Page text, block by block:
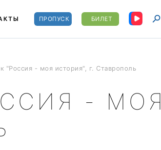
ПРОПУСК БИЛЕТ
"Россия - моя история", г. Ставрополь
- МОЯ